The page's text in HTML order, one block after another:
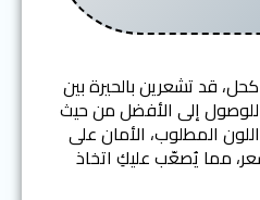
قد تشعرين بالحيرة بين
للوصول إلى الأفضل من حيث
المطلوب، الأمان على
مما يُصعّب عليكِ اتخاذ